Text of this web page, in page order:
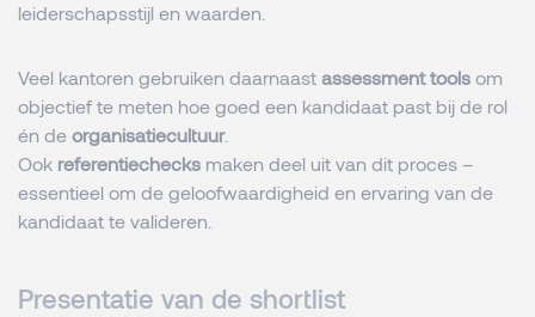
leiderschapsstijl en waarden.
Veel kantoren gebruiken daarnaast assessment tools om
objectief te meten hoe goed een kandidaat past bij de rol
én de organisatiecultuur.
Ook referentiechecks maken deel uit van dit proces –
essentieel om de geloofwaardigheid en ervaring van de
kandidaat te valideren.
Presentatie van de shortlist